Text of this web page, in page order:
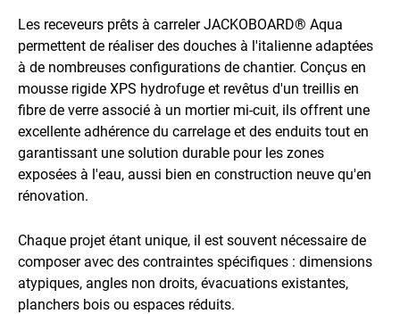
Les receveurs prêts à carreler JACKOBOARD® Aqua
permettent de réaliser des douches à l'italienne adaptées
à de nombreuses configurations de chantier. Conçus en
mousse rigide XPS hydrofuge et revêtus d'un treillis en
fibre de verre associé à un mortier mi-cuit, ils offrent une
excellente adhérence du carrelage et des enduits tout en
garantissant une solution durable pour les zones
exposées à l'eau, aussi bien en construction neuve qu'en
rénovation.
Chaque projet étant unique, il est souvent nécessaire de
composer avec des contraintes spécifiques : dimensions
atypiques, angles non droits, évacuations existantes,
planchers bois ou espaces réduits.